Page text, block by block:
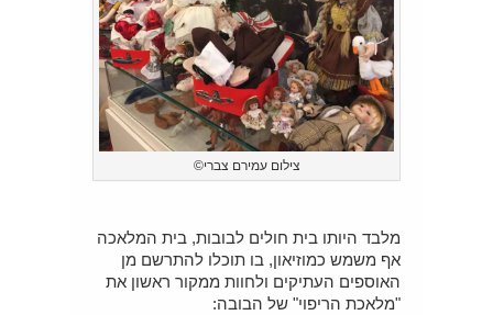
צילום עמירם צברי©
מלבד היותו בית חולים לבובות, בית המלאכה
אף משמש כמוזיאון, בו תוכלו להתרשם מן
האוספים העתיקים ולחוות ממקור ראשון את
"מלאכת הריפוי" של הבובה: